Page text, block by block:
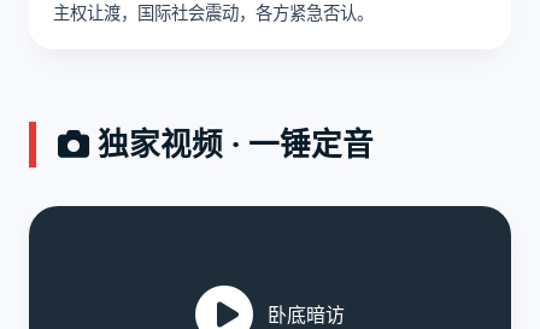
主权让渡，国际社会震动，各方紧急否认。
独家视频 · 一锤定音
卧底暗访